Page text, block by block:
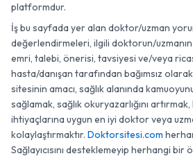
platformdur.
İş bu sayfada yer alan doktor/uzman
değerlendirmeleri, ilgili doktorun/
emri, talebi, önerisi, tavsiyesi ve/veya
hasta/danışan tarafından bağımsız
sitesinin amacı, sağlık alanında
sağlamak, sağlık okuryazarlığını
ihtiyaçlarına uygun en iyi doktor veya
kolaylaştırmaktır. Doktorsitesi.com
Sağlayıcısını desteklemeyip herhangi bir